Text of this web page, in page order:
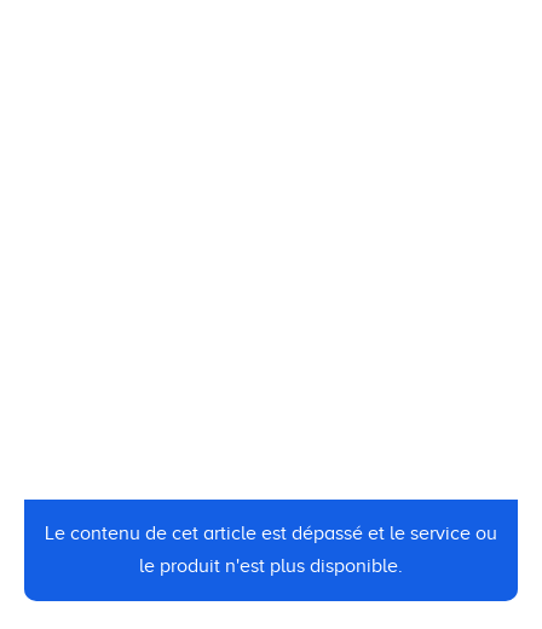
Le contenu de cet article est dépassé et le service ou
le produit n'est plus disponible.